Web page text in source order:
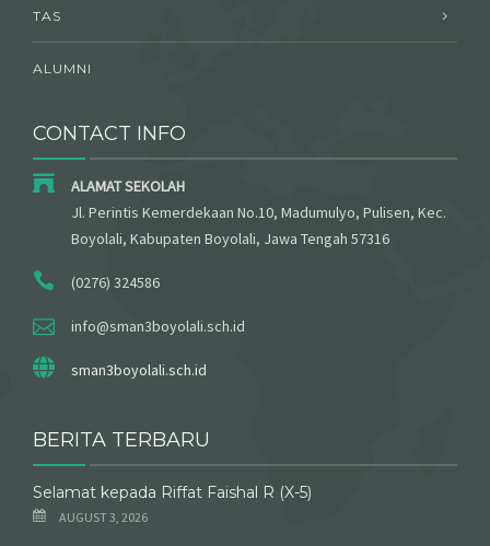
TAS
ALUMNI
CONTACT INFO
ALAMAT SEKOLAH
Jl. Perintis Kemerdekaan No.10, Madumulyo, Pulisen, Kec.
Boyolali, Kabupaten Boyolali, Jawa Tengah 57316
(0276) 324586
info@sman3boyolali.sch.id
sman3boyolali.sch.id
BERITA TERBARU
Selamat kepada Riffat Faishal R (X-5)
AUGUST 3, 2026